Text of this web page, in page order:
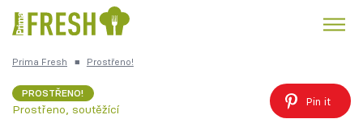
Česká kuchyně
Prima Fresh ■ Prostřeno!
PROSTŘENO!
Prostřeno, soutěžící
Pin it